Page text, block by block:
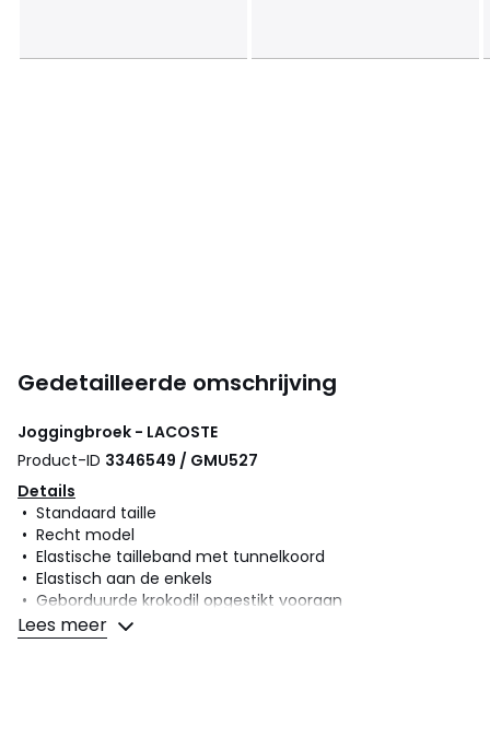
Gedetailleerde omschrijving
Joggingbroek - LACOSTE
Product-ID 3346549 / GMU527
Details
• Standaard taille
• Recht model
• Elastische tailleband met tunnelkoord
• Elastisch aan de enkels
• Geborduurde krokodil opgestikt vooraan
Samenstelling en onderhoud
Lees meer